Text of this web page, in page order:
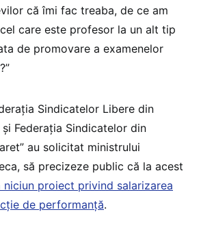
că îmi fac treaba, de ce am
care este profesor la un alt tip
de promovare a examenelor
Sindicatelor Libere din
Federația Sindicatelor din
au solicitat ministrului
să precizeze public că la acest
niciun proiect privind salarizarea
de performanță.